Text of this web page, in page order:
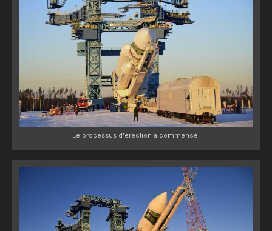
Le processus d'érection a commencé.